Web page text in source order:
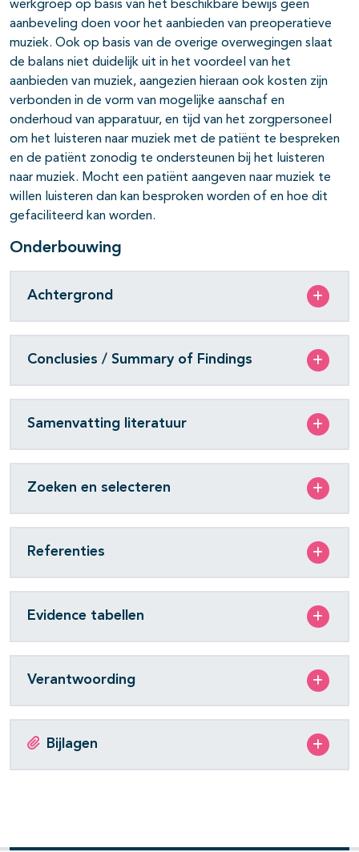
werkgroep op basis van het beschikbare bewijs geen
aanbeveling doen voor het aanbieden van preoperatieve
muziek. Ook op basis van de overige overwegingen slaat
de balans niet duidelijk uit in het voordeel van het
aanbieden van muziek, aangezien hieraan ook kosten zijn
verbonden in de vorm van mogelijke aanschaf en
onderhoud van apparatuur, en tijd van het zorgpersoneel
om het luisteren naar muziek met de patiënt te bespreken
en de patiënt zonodig te ondersteunen bij het luisteren
naar muziek. Mocht een patiënt aangeven naar muziek te
willen luisteren dan kan besproken worden of en hoe dit
gefaciliteerd kan worden.
Onderbouwing
Achtergrond
Conclusies / Summary of Findings
Samenvatting literatuur
Zoeken en selecteren
Referenties
Evidence tabellen
Verantwoording
Bijlagen